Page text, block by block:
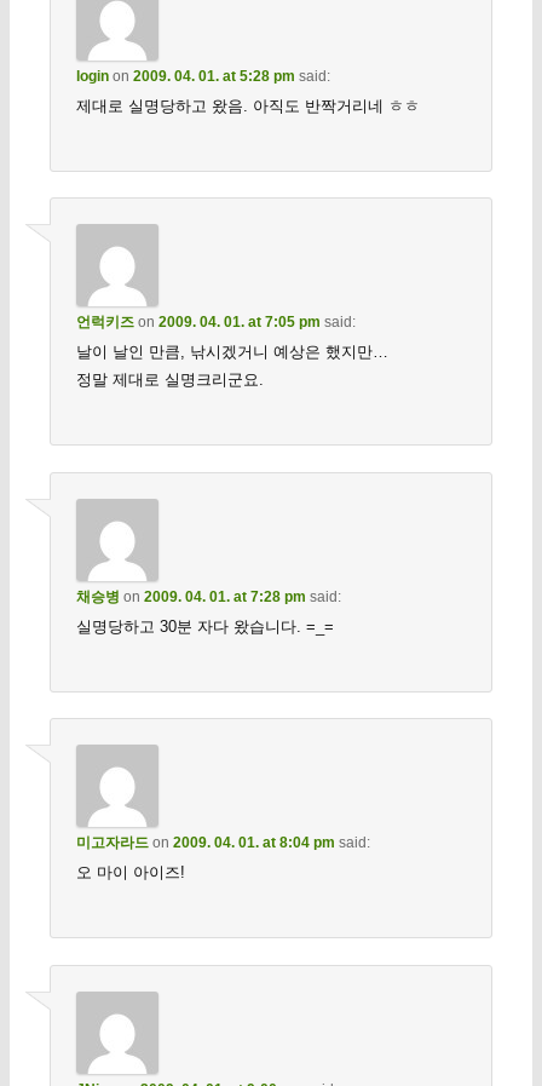
loginon 2009. 04. 01. at 5:28 pm said:
제대로 실명당하고 왔음. 아직도 반짝거리네 ㅎㅎ
언럭키즈on 2009. 04. 01. at 7:05 pm said:
날이 날인 만큼, 낚시겠거니 예상은 했지만…
정말 제대로 실명크리군요.
채승병 on 2009. 04. 01. at 7:28 pm said:
실명당하고 30분 자다 왔습니다. =_=
미고자라드on 2009. 04. 01. at 8:04 pm said:
오 마이 아이즈!